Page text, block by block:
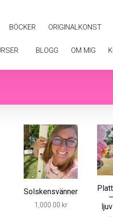
BÖCKER ORIGINALKONST
BLOGG OM MIG
Solskensvänner
1,000.00 kr